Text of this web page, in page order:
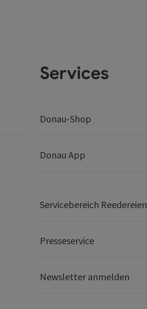
Services
Donau-Shop
Donau App
Servicebereich Reedereien
Presseservice
Newsletter anmelden